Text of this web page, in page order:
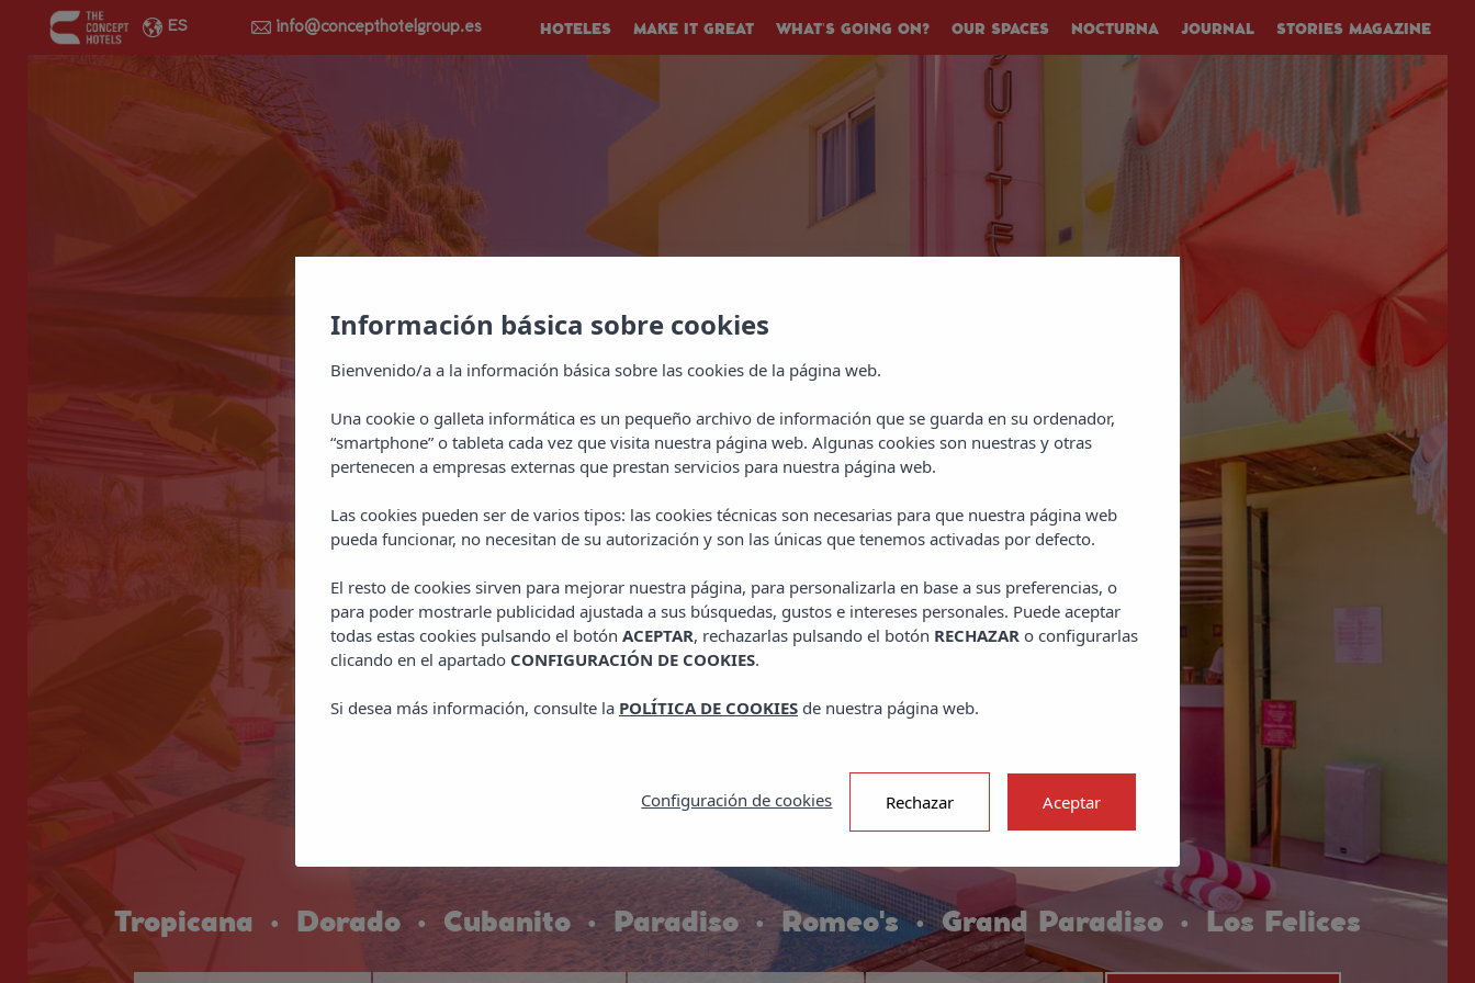
ES info@concepthotelgroup.es HOTELES MAKE IT GREAT WHAT’S GOING ON? OUR SPACES NOCTURNA JOURNAL STORIES MAGAZINE
Tropicana Dorado Cubanito Paradiso Romeo's Grand Paradiso Los Felices
Información básica sobre cookies
Bienvenido/a a la información básica sobre las cookies de la página web.
Una cookie o galleta informática es un pequeño archivo de información que se guarda en su ordenador,
“smartphone” o tableta cada vez que visita nuestra página web. Algunas cookies son nuestras y otras
pertenecen a empresas externas que prestan servicios para nuestra página web.
Las cookies pueden ser de varios tipos: las cookies técnicas son necesarias para que nuestra página web
pueda funcionar, no necesitan de su autorización y son las únicas que tenemos activadas por defecto.
El resto de cookies sirven para mejorar nuestra página, para personalizarla en base a sus preferencias, o
para poder mostrarle publicidad ajustada a sus búsquedas, gustos e intereses personales. Puede aceptar
todas estas cookies pulsando el botón ACEPTAR, rechazarlas pulsando el botón RECHAZARo configurarlas
clicando en el apartado CONFIGURACIÓN DE COOKIES.
Si desea más información, consulte la POLÍTICA DE COOKIESde nuestra página web.
Configuración de cookies Rechazar Aceptar